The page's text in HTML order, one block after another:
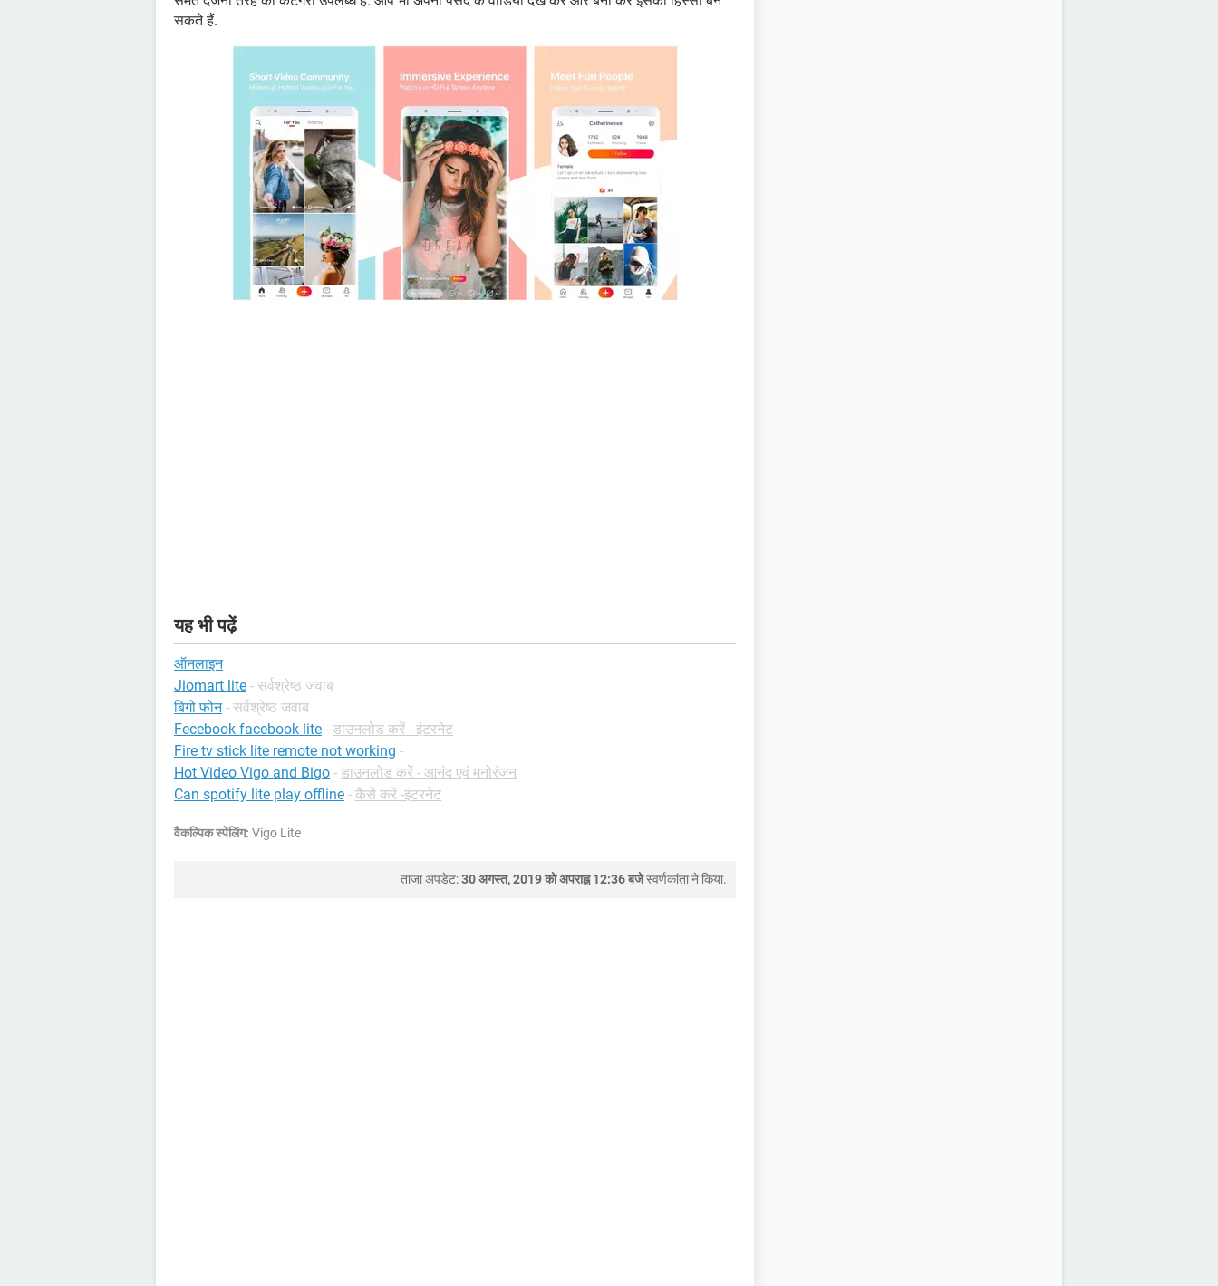
सकते हैं.
यह भी पढ़ें
ऑनलाइन
Jiomart lite - सर्वश्रेष्ठ जवाब
बिगो फोन - सर्वश्रेष्ठ जवाब
Fecebook facebook lite - डाउनलोड करें - इंटरनेट
Fire tv stick lite remote not working -
Hot Video Vigo and Bigo - डाउनलोड करें - आनंद एवं मनोरंजन
Can spotify lite play offline - कैसे करें -इंटरनेट
वैकल्पिक स्पेलिंग: Vigo Lite
ताजा अपडेट:30 अगस्त, 2019 को अपराह्न 12:36 बजेस्वर्णकांताने किया.